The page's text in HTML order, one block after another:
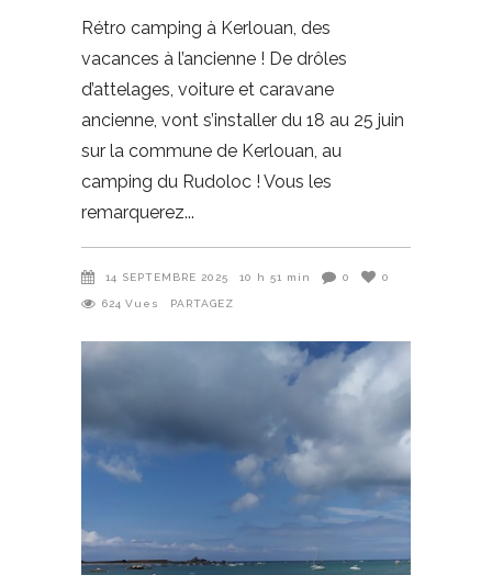
Rétro camping à Kerlouan, des
vacances à l’ancienne ! De drôles
d’attelages, voiture et caravane
ancienne, vont s’installer du 18 au 25 juin
sur la commune de Kerlouan, au
camping du Rudoloc ! Vous les
remarquerez
14 SEPTEMBRE 2025 10 h 51 min 0 0
624 Vues PARTAGEZ